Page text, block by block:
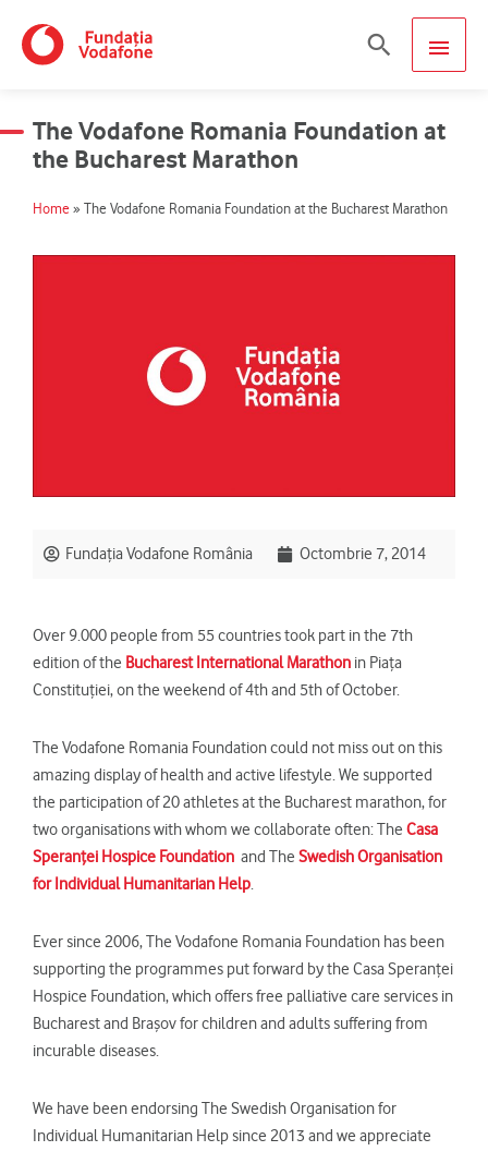
content
MAIN
Search
The Vodafone Romania Foundation at
the Bucharest Marathon
Home » The Vodafone Romania Foundation at the Bucharest Marathon
Fundația Vodafone România Octombrie 7, 2014
Over 9.000 people from 55 countries took part in the 7th
edition of the Bucharest International Marathon in Piaţa
Constituţiei, on the weekend of 4th and 5th of October.
The Vodafone Romania Foundation could not miss out on this
amazing display of health and active lifestyle. We supported
the participation of 20 athletes at the Bucharest marathon, for
two organisations with whom we collaborate often: The Casa
Speranţei Hospice Foundation and The Swedish Organisation
for Individual Humanitarian Help.
Ever since 2006, The Vodafone Romania Foundation has been
supporting the programmes put forward by the Casa Speranţei
Hospice Foundation, which offers free palliative care services in
Bucharest and Braşov for children and adults suffering from
incurable diseases.
We have been endorsing The Swedish Organisation for
Individual Humanitarian Help since 2013 and we appreciate